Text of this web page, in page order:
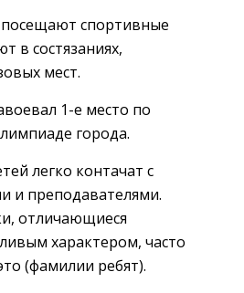
спортивные
в состязаниях,
мест.
1-е место по
города.
легко контачат с
и преподавателями.
отличающиеся
характером, часто
(фамилии ребят).